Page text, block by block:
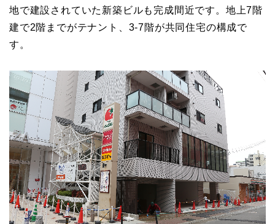
地で建設されていた新築ビルも完成間近です。地上7階
建で2階までがテナント、3-7階が共同住宅の構成で
す。